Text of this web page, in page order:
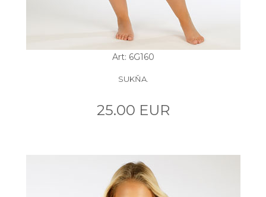
Art: 6G160
SUKŇA.
25.00 EUR